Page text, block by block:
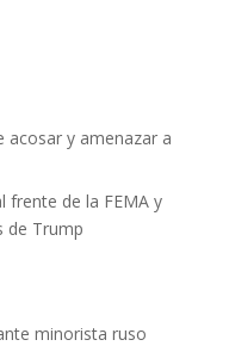
acosar y amenazar a
frente de la FEMA y
de Trump
minorista ruso